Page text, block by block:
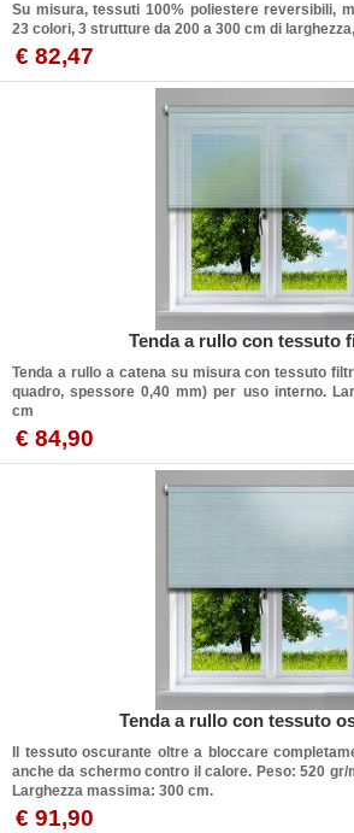
Su misura, tessuti 100% poliestere reversibili,
23 colori, 3 strutture da 200 a 300 cm di
€ 82,47
Tenda a rullo con tessuto
Tenda a rullo a catena su misura con tessuto
quadro, spessore 0,40 mm) per uso interno.
cm
€ 84,90
Tenda a rullo con tessuto
Il tessuto oscurante oltre a bloccare
anche da schermo contro il calore. Peso: 520 gr/
Larghezza massima: 300 cm.
€ 91,90